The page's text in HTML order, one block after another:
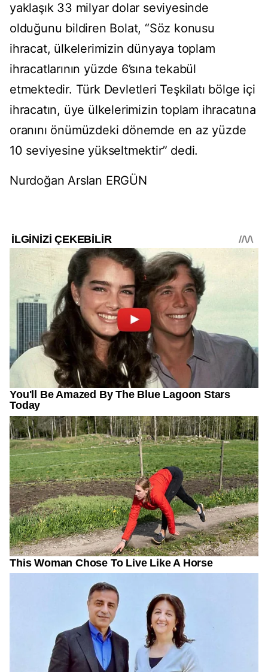
yaklaşık 33 milyar dolar seviyesinde
olduğunu bildiren Bolat, “Söz konusu
ihracat, ülkelerimizin dünyaya toplam
ihracatlarının yüzde 6’sına tekabül
etmektedir. Türk Devletleri Teşkilatı bölge içi
ihracatın, üye ülkelerimizin toplam ihracatına
oranını önümüzdeki dönemde en az yüzde
10 seviyesine yükseltmektir” dedi.
Nurdoğan Arslan ERGÜN